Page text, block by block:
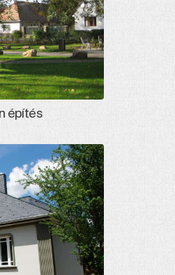
építés